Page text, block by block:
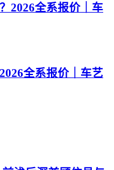
2026全系报价｜车
全系报价｜车艺